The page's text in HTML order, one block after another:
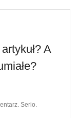
A
Serio.